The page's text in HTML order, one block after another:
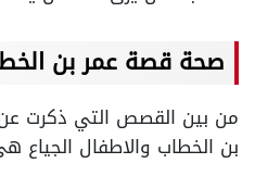
صحة قصة عمر بن
من بين القصص التي ذكرت
بن الخطاب والاطفال الجياع